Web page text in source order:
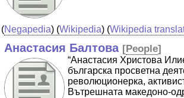
(Negapedia) (Wikipedia) (Wikipedia
Анастасия Балтова [People]
“Анастасия Христова
българска просветна
революционерка,
Вътрешната македоно-